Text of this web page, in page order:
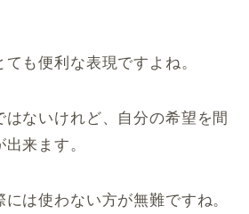
ても便利な表現ですよね。
ないけれど、自分の希望を間
来ます。
は使わない方が無難ですね。